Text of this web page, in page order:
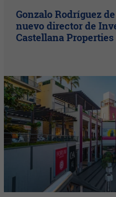
Gonzalo Rodríguez
nuevo director de
Castellana Properties